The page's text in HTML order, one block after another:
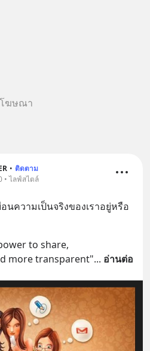
รผ่อนคลาย ซึ่งช่วยให้การนอน
ค้า Diip CBD 💬 LINE :
U91Fzyz
โฆษณา
• ติดตาม
• ไลฟ์สไตล์
นความเป็นจริงของเราอยู่หรือ
to share,
more transparent"... อ่านต่อ